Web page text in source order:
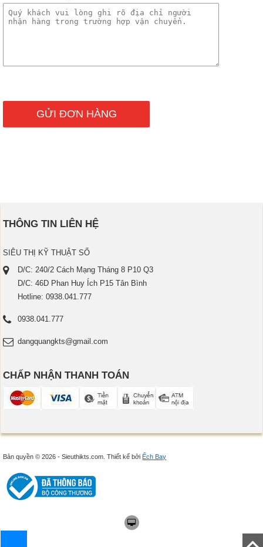
THÔNG TIN LIÊN HỆ
SIÊU THỊ KỸ THUẬT SỐ
D/C: 240/2 Cách Mạng Tháng 8 P10 Q3
D/C: 46D Phan Huy Ích P15 Tân Bình
Hotline: 0938.041.777
0938.041.777
dangquangkts@gmail.com
CHẤP NHẬN THANH TOÁN
Bản quyền © 2026 - Sieuthikts.com.Thiết kế bởi Ếch Bay
.